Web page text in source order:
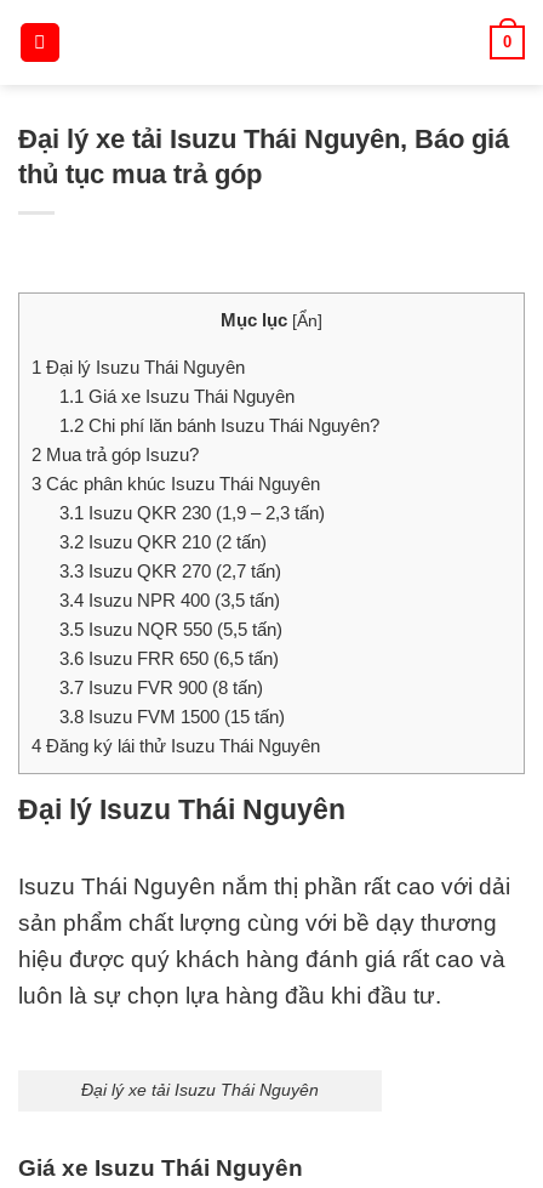
0
Đại lý xe tải Isuzu Thái Nguyên, Báo giá
thủ tục mua trả góp
Mục lục [Ẩn]
1 Đại lý Isuzu Thái Nguyên
1.1 Giá xe Isuzu Thái Nguyên
1.2Chi phí lăn bánh Isuzu Thái Nguyên?
2 Mua trả góp Isuzu?
3 Các phân khúc Isuzu Thái Nguyên
3.1 Isuzu QKR 230 (1,9 – 2,3 tấn)
3.2Isuzu QKR 210 (2 tấn)
3.3Isuzu QKR 270 (2,7 tấn)
3.4Isuzu NPR 400 (3,5 tấn)
3.5Isuzu NQR 550 (5,5 tấn)
3.6Isuzu FRR 650 (6,5 tấn)
3.7Isuzu FVR 900 (8 tấn)
3.8Isuzu FVM 1500 (15 tấn)
4 Đăng ký lái thử Isuzu Thái Nguyên
Đại lý Isuzu Thái Nguyên
Isuzu Thái Nguyên nắm thị phần rất cao với dải
sản phẩm chất lượng cùng với bề dạy thương
hiệu được quý khách hàng đánh giá rất cao và
luôn là sự chọn lựa hàng đầu khi đầu tư.
Đại lý xe tải Isuzu Thái Nguyên
Giá xe Isuzu Thái Nguyên